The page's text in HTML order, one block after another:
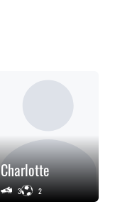
Charlotte
3 2